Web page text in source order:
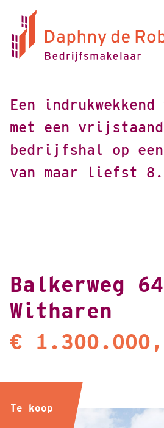
Een indrukwekkend
met een
bedrijfshal op een
van maar liefst
Balkerweg
Witharen
€
Te koop